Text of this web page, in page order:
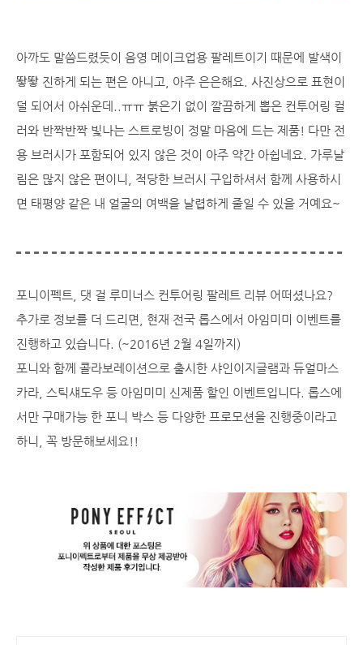
아까도 말씀드렸듯이 음영 메이크업용 팔레트이기 때문에 발색이
뙇뙇 진하게 되는 편은 아니고, 아주 은은해요. 사진상으로 표현이
덜 되어서 아쉬운데..ㅠㅠ 붉은기 없이 깔끔하게 뽑은 컨투어링 컬
러와 반짝반짝 빛나는 스트로빙이 정말 마음에 드는 제품! 다만 전
용 브러시가 포함되어 있지 않은 것이 아주 약간 아쉽네요. 가루날
림은 많지 않은 편이니, 적당한 브러시 구입하셔서 함께 사용하시
면 태평양 같은 내 얼굴의 여백을 날렵하게 줄일 수 있을 거예요~
포니이펙트, 댓 걸 루미너스 컨투어링 팔레트 리뷰 어떠셨나요?
추가로 정보를 더 드리면, 현재 전국 롭스에서 아임미미 이벤트를
진행하고 있습니다. (~2016년 2월 4일까지)
포니와 함께 콜라보레이션으로 출시한 샤인이지글램과 듀얼마스
카라, 스틱섀도우 등 아임미미 신제품 할인 이벤트입니다. 롭스에
서만 구매가능 한 포니 박스 등 다양한 프로모션을 진행중이라고
하니, 꼭 방문해보세요!!